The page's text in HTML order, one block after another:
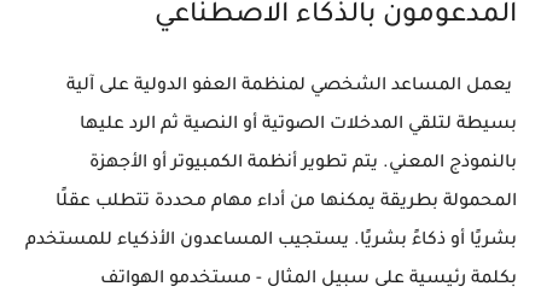
المدعومون بالذكاء الاصطناعي
يعمل المساعد الشخصي لمنظمة العفو الدولية على آلية
بسيطة لتلقي المدخلات الصوتية أو النصية ثم الرد عليها
بالنموذج المعني. يتم تطوير أنظمة الكمبيوتر أو الأجهزة
المحمولة بطريقة يمكنها من أداء مهام محددة تتطلب عقلًا
بشريًا أو ذكاءً بشريًا. يستجيب المساعدون الأذكياء للمستخدم
بكلمة رئيسية على سبيل المثال - مستخدمو الهواتف